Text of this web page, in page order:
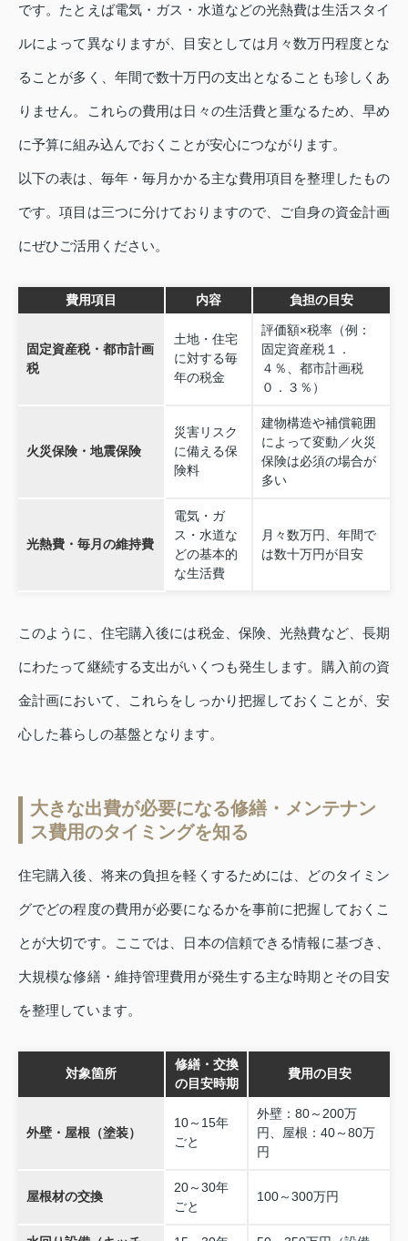
です。たとえば電気・ガス・水道などの光熱費は生活スタイ
ルによって異なりますが、目安としては月々数万円程度とな
ることが多く、年間で数十万円の支出となることも珍しくあ
りません。これらの費用は日々の生活費と重なるため、早め
に予算に組み込んでおくことが安心につながります。
以下の表は、毎年・毎月かかる主な費用項目を整理したもの
です。項目は三つに分けておりますので、ご自身の資金計画
にぜひご活用ください。
費用項目 内容 負担の目安
固定資産税・都市計画
税
土地・住宅
に対する毎
年の税金
評価額×税率（例：
固定資産税１．
４％、都市計画税
０．３％）
火災保険・地震保険
災害リスク
に備える保
険料
建物構造や補償範囲
によって変動／火災
保険は必須の場合が
多い
光熱費・毎月の維持費
電気・ガ
ス・水道な
どの基本的
な生活費
月々数万円、年間で
は数十万円が目安
このように、住宅購入後には税金、保険、光熱費など、長期
にわたって継続する支出がいくつも発生します。購入前の資
金計画において、これらをしっかり把握しておくことが、安
心した暮らしの基盤となります。
大きな出費が必要になる修繕・メンテナン
ス費用のタイミングを知る
住宅購入後、将来の負担を軽くするためには、どのタイミン
グでどの程度の費用が必要になるかを事前に把握しておくこ
とが大切です。ここでは、日本の信頼できる情報に基づき、
大規模な修繕・維持管理費用が発生する主な時期とその目安
を整理しています。
対象箇所
修繕・交換
の目安時期
費用の目安
外壁・屋根（塗装）
10～15年
ごと
外壁：80～200万
円、屋根：40～80万
円
屋根材の交換
20～30年
ごと
100～300万円